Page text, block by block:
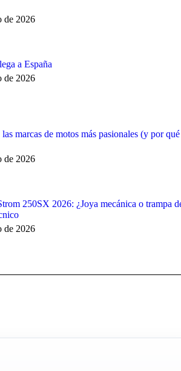
de 2026
a España
de 2026
marcas de motos más pasionales (y por
de 2026
250SX 2026: ¿Joya mecánica o trampa
de 2026